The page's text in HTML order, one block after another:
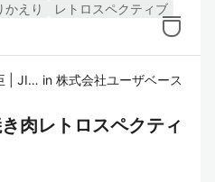
かえり
レトロスペクティブ
)
in 株式会社ユーザベース
肉レトロスペクティ